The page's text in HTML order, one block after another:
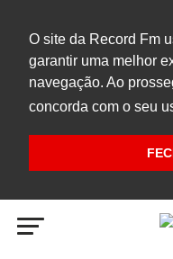
O site da Record Fm
garantir uma melhor
navegação. Ao
concorda com o seu